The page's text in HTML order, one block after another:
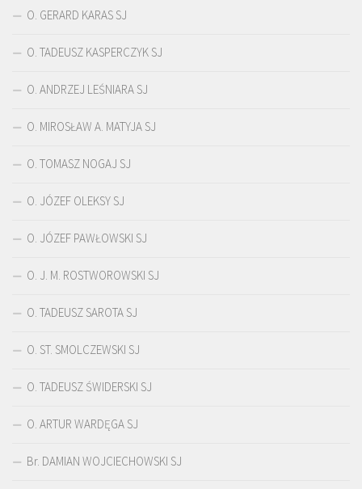
O. GERARD KARAS SJ
O. TADEUSZ KASPERCZYK SJ
O. ANDRZEJ LEŚNIARA SJ
O. MIROSŁAW A. MATYJA SJ
O. TOMASZ NOGAJ SJ
O. JÓZEF OLEKSY SJ
O. JÓZEF PAWŁOWSKI SJ
O. J. M. ROSTWOROWSKI SJ
O. TADEUSZ SAROTA SJ
O. ST. SMOLCZEWSKI SJ
O. TADEUSZ ŚWIDERSKI SJ
O. ARTUR WARDĘGA SJ
Br. DAMIAN WOJCIECHOWSKI SJ